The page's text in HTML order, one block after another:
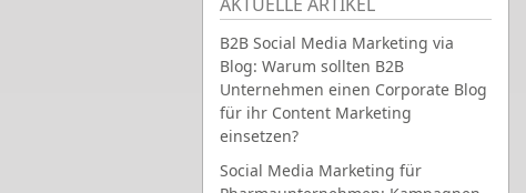
B2B Social Media Marketing via
Blog: Warum sollten B2B
Unternehmen einen Corporate Blog
für ihr Content Marketing
einsetzen?
Social Media Marketing für